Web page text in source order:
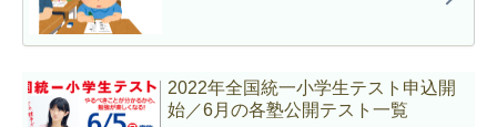
2022年全国統一小学生テスト申込開
始／6月の各塾公開テスト一覧